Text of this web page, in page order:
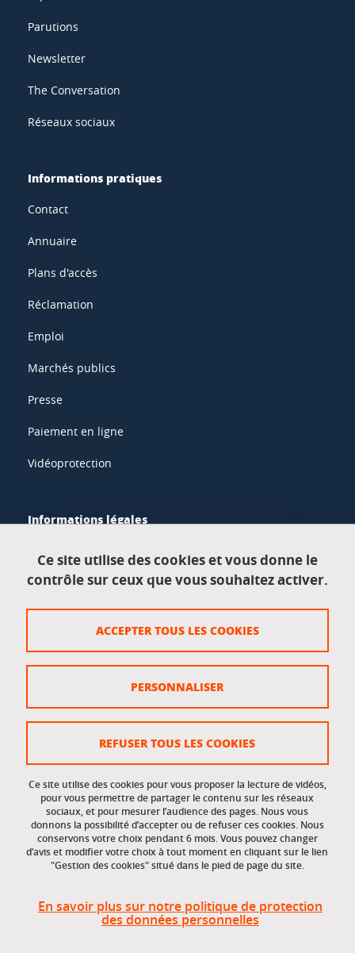
Parutions
Newsletter
The Conversation
Réseaux sociaux
Informations pratiques
Contact
Annuaire
Plans d'accès
Réclamation
Emploi
Marchés publics
Presse
Paiement en ligne
Vidéoprotection
Informations légales
Données personnelles
Crédits
Gestion des cookies
Accessibilité : non conforme
Accès réservés
Intranet des étudiants et des personnels
Ce site utilise des cookies et vous donne le
contrôle sur ceux que vous souhaitez activer.
Ce site utilise des cookies pour vous proposer la lecture de vidéos,
pour vous permettre de partager le contenu sur les réseaux
sociaux, et pour mesurer l’audience des pages. Nous vous
donnons la possibilité d’accepter ou de refuser ces cookies. Nous
conservons votre choix pendant 6 mois. Vous pouvez changer
d’avis et modifier votre choix à tout moment en cliquant sur le lien
"Gestion des cookies" situé dans le pied de page du site.
En savoir plus sur notre politique de protection
des données personnelles
ACCEPTER TOUS LES COOKIES
REFUSER TOUS LES COOKIES
PERSONNALISER